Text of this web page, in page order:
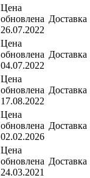
Цена
обновлена
26.07.2022
Доставка
Цена
обновлена
04.07.2022
Доставка
Цена
обновлена
17.08.2022
Доставка
Цена
обновлена
02.02.2026
Доставка
Цена
обновлена
24.03.2021
Доставка